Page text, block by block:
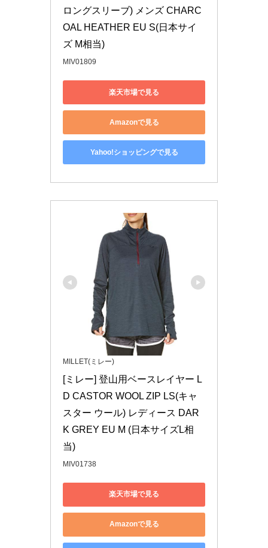
ロングスリーブ) メンズ CHARC
OAL HEATHER EU S(日本サイ
ズ M相当)
MIV01809
楽天市場で見る
Amazonで見る
Yahoo!ショッピングで見る
MILLET(ミレー)
[ミレー] 登山用ベースレイヤー L
D CASTOR WOOL ZIP LS(キャ
スター ウール) レディース DAR
K GREY EU M (日本サイズL相
当)
MIV01738
楽天市場で見る
Amazonで見る